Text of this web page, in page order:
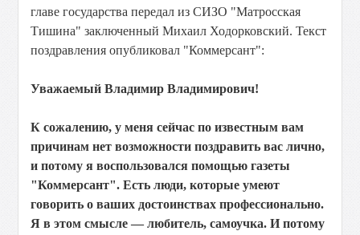
главе государства передал из СИЗО "Матросская
Тишина" заключенный Михаил Ходорковский. Текст
поздравления опубликовал "Коммерсант":
Уважаемый Владимир Владимирович!
К сожалению, у меня сейчас по известным вам
причинам нет возможности поздравить вас лично,
и потому я воспользовался помощью газеты
"Коммерсант". Есть люди, которые умеют
говорить о ваших достоинствах профессионально.
Я в этом смысле — любитель, самоучка. И потому